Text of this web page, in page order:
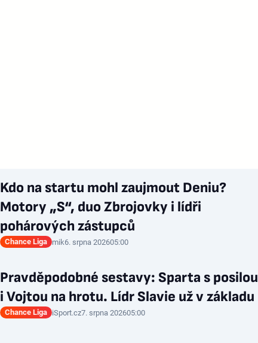
Kdo na startu mohl zaujmout Deniu?
Motory „S“, duo Zbrojovky i lídři
pohárových zástupců
Chance Liga mik6. srpna 202605:00
Pravděpodobné sestavy: Sparta s posilou
i Vojtou na hrotu. Lídr Slavie už v základu
Chance Liga iSport.cz7. srpna 202605:00